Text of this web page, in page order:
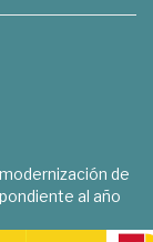
de
al año